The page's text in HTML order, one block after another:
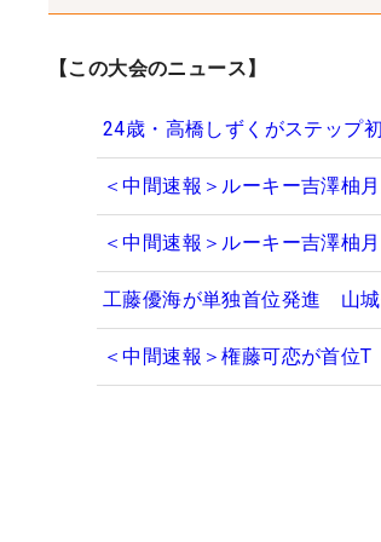
【この大会のニュース】
24歳・高橋しずくがステップ
＜中間速報＞ルーキー吉澤柚
＜中間速報＞ルーキー吉澤柚
工藤優海が単独首位発進 山
＜中間速報＞権藤可恋が首位